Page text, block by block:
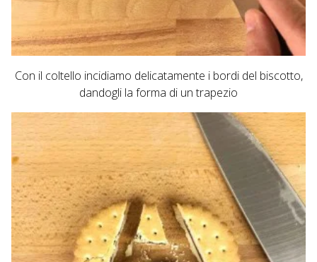
Con il coltello incidiamo delicatamente i bordi del biscotto,
dandogli la forma di un trapezio